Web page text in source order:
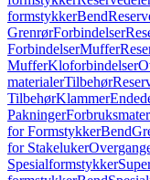
formstykkerBend
GrenrørForbindelser
ForbindelserMuffer
MufferKloforbindelser
materialerTilbehør
TilbehørKlammer
Pakninger
for FormstykkerBend
for Stakeluker
Spesialformstykker